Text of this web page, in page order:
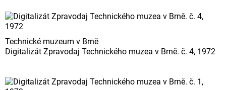
Technické muzeum v Brně
Digitalizát Zpravodaj Technického muzea v Brně. č. 4, 1972